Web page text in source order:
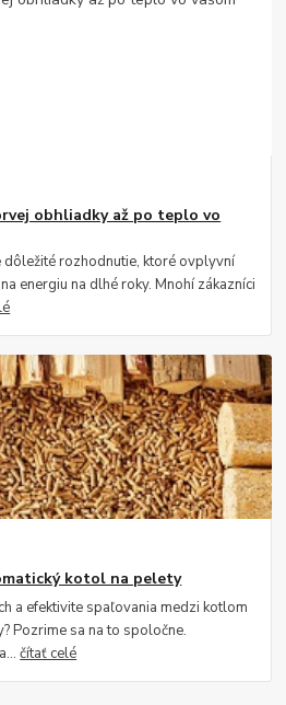
obhliadky až po teplo vo
dôležité rozhodnutie, ktoré ovplyvní
energiu na dlhé roky. Mnohí zákazníci
kotol na pelety
a efektivite spaľovania medzi kotlom
Pozrime sa na to spoločne.
čítať celé